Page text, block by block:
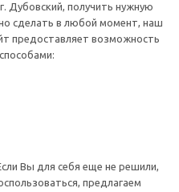
Дубовский, получить нужную
сделать в любой момент, наш
предоставляет возможность
Вы для себя еще не решили,
предлагаем